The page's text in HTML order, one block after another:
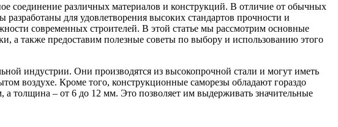
соединение различных материалов и конструкций. В отличие от обычных
для удовлетворения высоких стандартов прочности и
современных строителей. В этой статье мы рассмотрим основные
а также предоставим полезные советы по выбору и использованию этого
индустрии. Они производятся из высокопрочной стали и могут иметь
воздухе. Кроме того, конструкционные саморезы обладают гораздо
толщина – от 6 до 12 мм. Это позволяет им выдерживать значительные